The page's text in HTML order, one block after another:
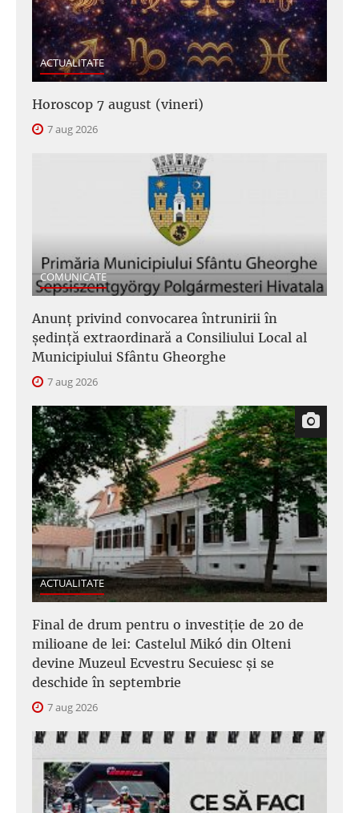
ACTUALITATE
Horoscop 7 august (vineri)
7 aug 2026
COMUNICATE
Anunţ privind convocarea întrunirii în
şedinţă extraordinară a Consiliului Local al
Municipiului Sfântu Gheorghe
7 aug 2026
ACTUALITATE
Final de drum pentru o investiție de 20 de
milioane de lei: Castelul Mikó din Olteni
devine Muzeul Ecvestru Secuiesc și se
deschide în septembrie
7 aug 2026